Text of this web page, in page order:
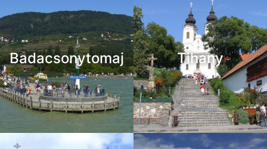
Badacsonytomaj Tihany